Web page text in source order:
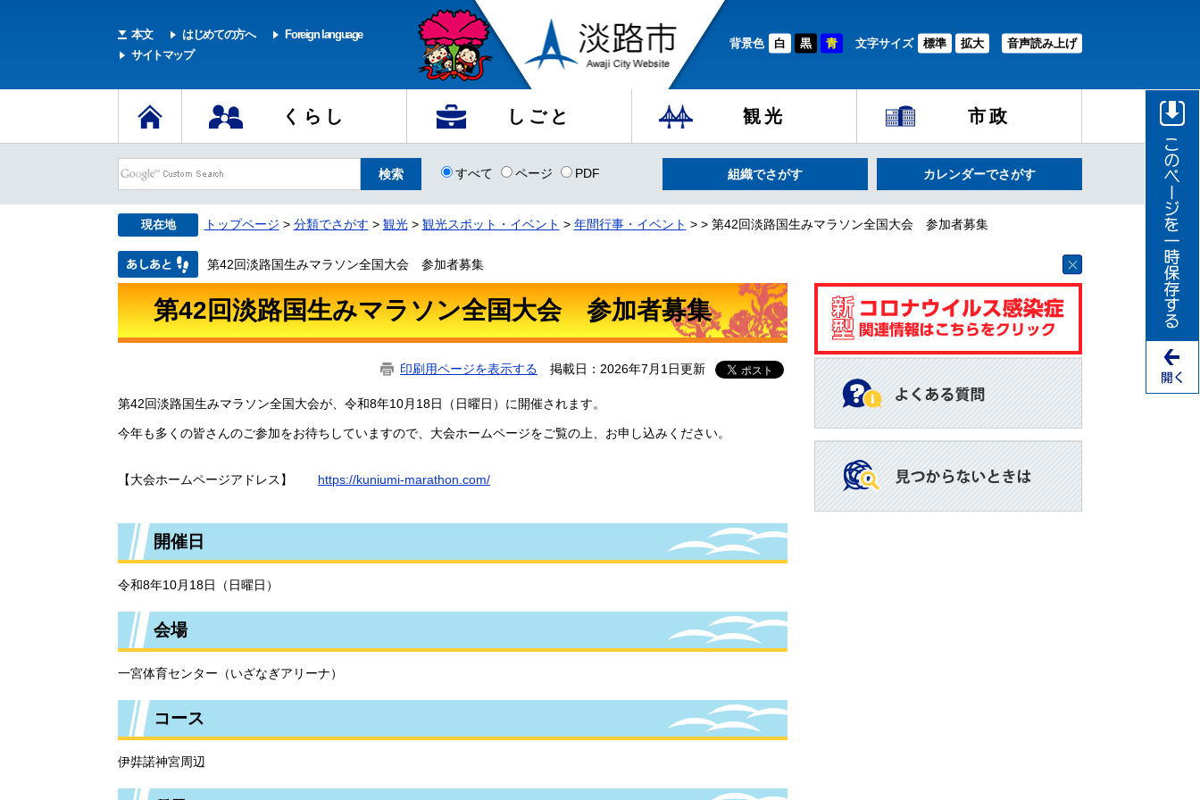
本文 はじめての方へ
Foreign language
サイトマップ
背景色 白 黒 青 文字サイズ 標準 拡大 音声読み上げ
くらし しごと 観光 市政
すべて ページ PDF 組織でさがす カレンダーでさがす
現在地 トップページ > 分類でさがす > 観光> 観光スポット・イベント > 年間行事・イベント > > 第42回淡路国生みマラソン全国大会 参加者募集
第42回淡路国生みマラソン全国大会 参加者募集
第42回淡路国生みマラソン全国大会 参加者募集
印刷用ページを表示する 掲載日：2026年7月1日更新
第42回淡路国生みマラソン全国大会が、令和8年10月18日（日曜日）に開催されます。
今年も多くの皆さんのご参加をお待ちしていますので、大会ホームページをご覧の上、お申し込みください。
【大会ホームページアドレス】 https://kuniumi-marathon.com/
開催日
令和8年10月18日（日曜日）
会場
一宮体育センター（いざなぎアリーナ）
コース
伊弉諾神宮周辺